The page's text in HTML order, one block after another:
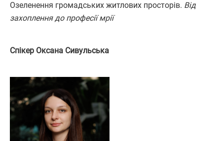
Озеленення громадських житлових просторів. Від
захоплення до професії мрії
Спікер Оксана Сивульська